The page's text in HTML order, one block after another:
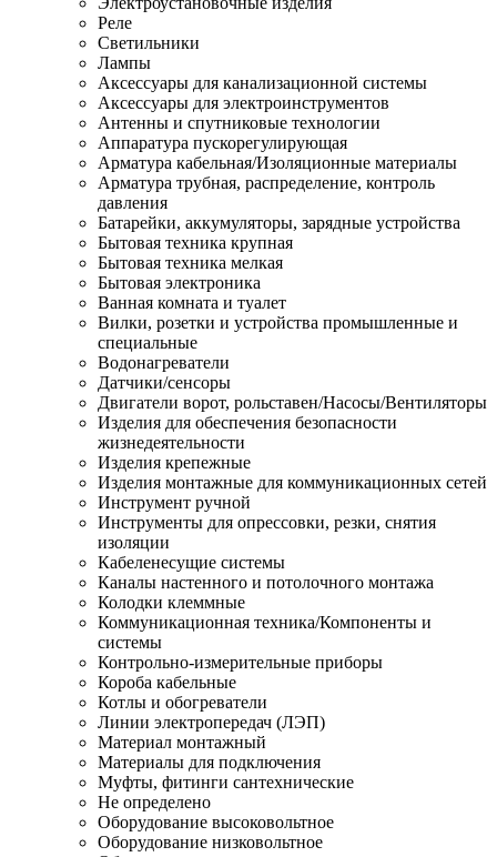
Реле
Светильники
Лампы
Аксессуары для канализационной системы
Аксессуары для электроинструментов
Антенны и спутниковые технологии
Аппаратура пускорегулирующая
Арматура кабельная/Изоляционные материалы
Арматура трубная, распределение, контроль
давления
Батарейки, аккумуляторы, зарядные устройства
Бытовая техника крупная
Бытовая техника мелкая
Бытовая электроника
Ванная комната и туалет
Вилки, розетки и устройства промышленные и
специальные
Водонагреватели
Датчики/сенсоры
Двигатели ворот, рольставен/Насосы/Вентиляторы
Изделия для обеспечения безопасности
жизнедеятельности
Изделия крепежные
Изделия монтажные для коммуникационных сетей
Инструмент ручной
Инструменты для опрессовки, резки, снятия
изоляции
Кабеленесущие системы
Каналы настенного и потолочного монтажа
Колодки клеммные
Коммуникационная техника/Компоненты и
системы
Контрольно-измерительные приборы
Короба кабельные
Котлы и обогреватели
Линии электропередач (ЛЭП)
Материал монтажный
Материалы для подключения
Муфты, фитинги сантехнические
Не определено
Оборудование высоковольтное
Оборудование низковольтное